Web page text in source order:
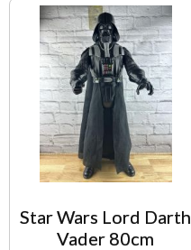
Star Wars Lord Darth
Vader 80cm